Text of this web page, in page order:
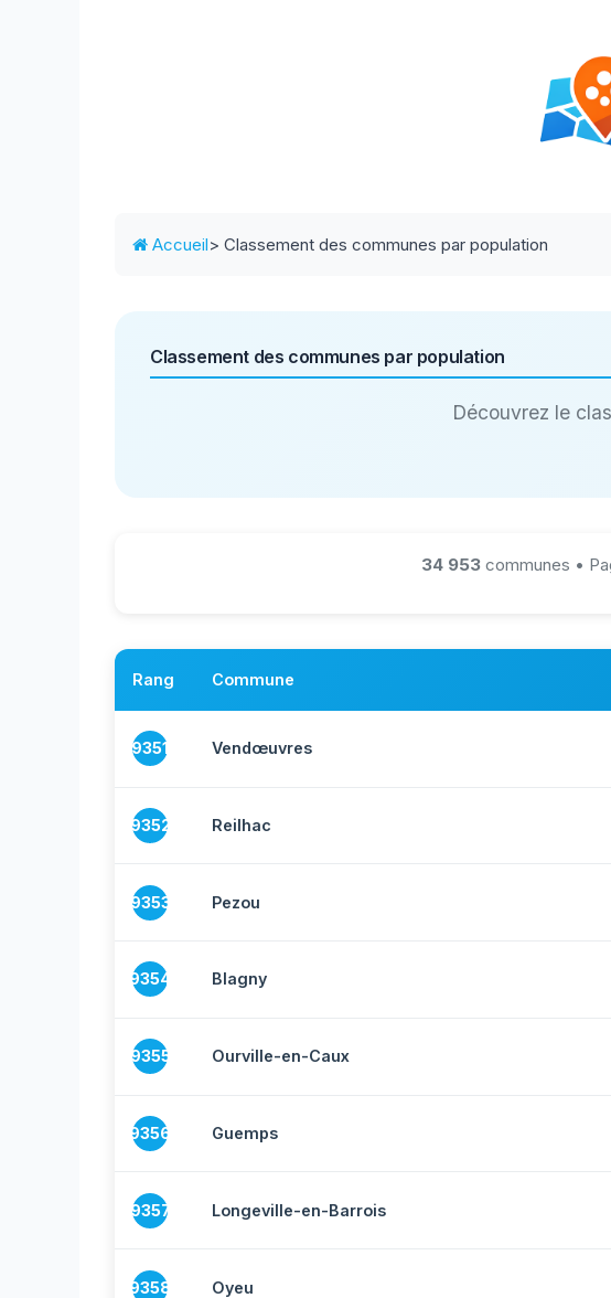
Accueil> Classement des communes par population
Classement des communes par population
Découvrez le
34 953 communes •
Rang Commune
9351 Vendœuvres
9352 Reilhac
9353 Pezou
9354 Blagny
9355 Ourville-en-Caux
9356 Guemps
9357 Longeville-en-Barrois
9358 Oyeu